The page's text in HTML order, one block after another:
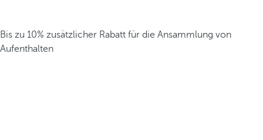
Bis zu 10% zusätzlicher Rabatt für die Ansammlung von
Aufenthalten